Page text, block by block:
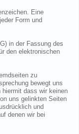
Eine
Form und
in der Fassung des
den elektronischen
zu
bewegt uns
dass wir keinen
uns gelinkten Seiten
und
denen wir bei